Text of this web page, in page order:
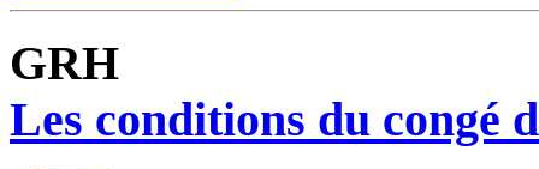
GRH
Les conditions du congé